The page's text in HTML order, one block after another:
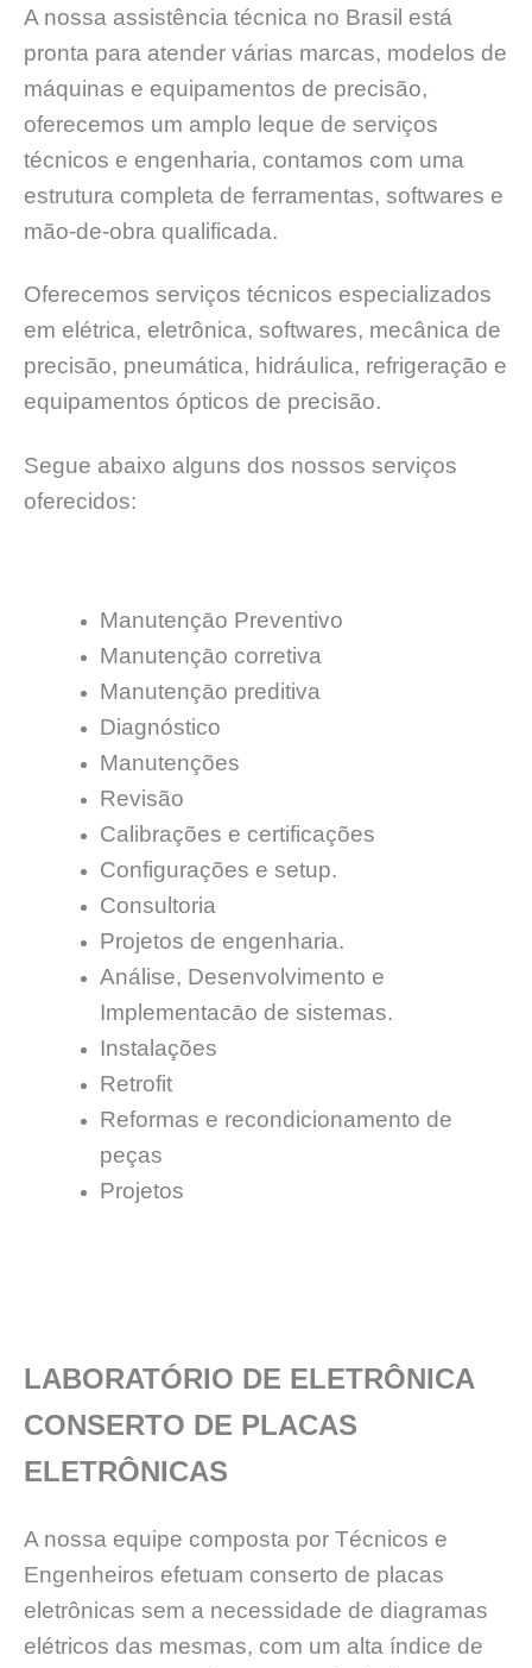
A nossa assistência técnica no Brasil está
pronta para atender várias marcas, modelos de
máquinas e equipamentos de precisão,
oferecemos um amplo leque de serviços
técnicos e engenharia, contamos com uma
estrutura completa de ferramentas, softwares e
mão-de-obra qualificada.
Oferecemos serviços técnicos especializados
em elétrica, eletrônica, softwares, mecânica de
precisão, pneumática, hidráulica, refrigeração e
equipamentos ópticos de precisão.
Segue abaixo alguns dos nossos serviços
oferecidos:
Manutençāo Preventivo
Manutençāo corretiva
Manutençāo preditiva
Diagnóstico
Manutenções
Revisão
Calibrações e certificações
Configurações e setup.
Consultoria
Projetos de engenharia.
Análise, Desenvolvimento e
Implementacāo de sistemas.
Instalações
Retrofit
Reformas e recondicionamento de
peças
Projetos
LABORATÓRIO DE ELETRÔNICA
CONSERTO DE PLACAS
ELETRÔNICAS
A nossa equipe composta por Técnicos e
Engenheiros efetuam conserto de placas
eletrônicas sem a necessidade de diagramas
elétricos das mesmas, com um alta índice de